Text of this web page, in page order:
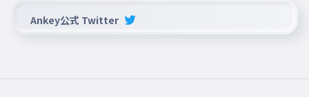
Ankey公式 Twitter